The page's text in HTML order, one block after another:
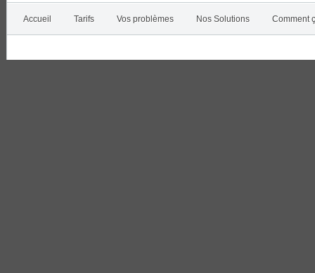
Accueil Tarifs Vos problèmes Nos Solutions Comment